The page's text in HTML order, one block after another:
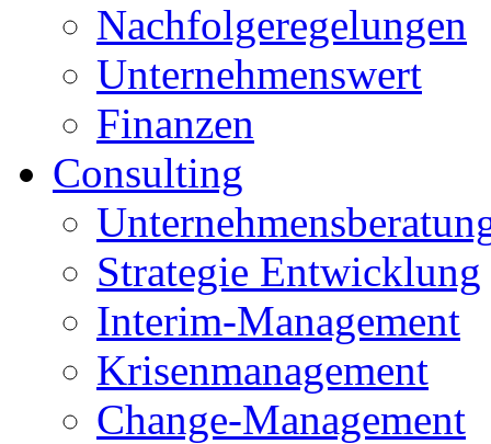
Nachfolgeregelungen
Unternehmenswert
Finanzen
Consulting
Strategie Entwicklung
Interim-Management
Krisenmanagement
Change-Management